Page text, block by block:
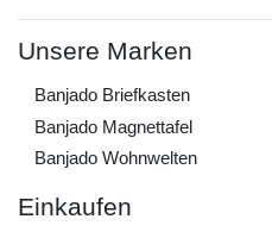
Unsere Marken
Banjado Briefkasten
Banjado Magnettafel
Banjado Wohnwelten
Einkaufen